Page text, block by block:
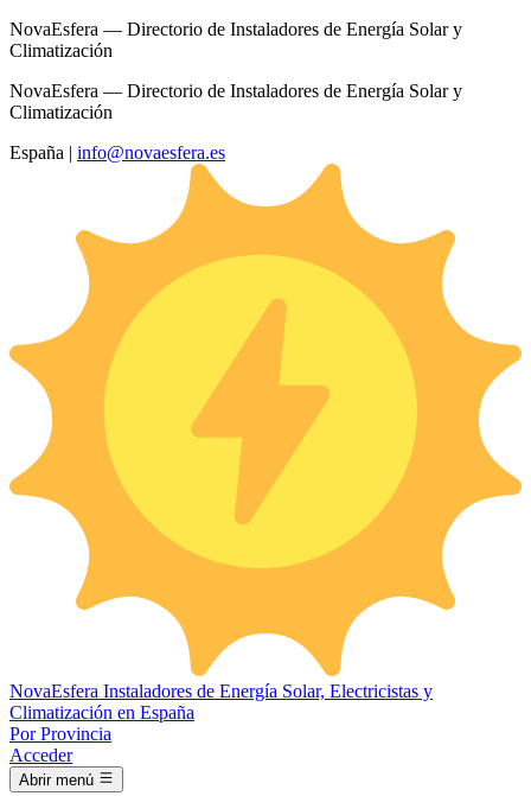
NovaEsfera — Directorio de Instaladores de Energía Solar y
Climatización
NovaEsfera — Directorio de Instaladores de Energía Solar y
Climatización
España | info@novaesfera.es
NovaEsfera Instaladores de Energía Solar, Electricistas y
Climatización en España
Por Provincia
Acceder
Abrir menú